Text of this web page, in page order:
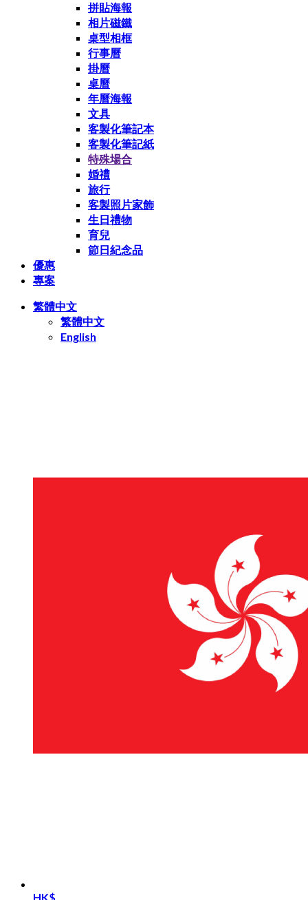
拼貼海報
相片磁鐵
桌型相框
行事曆
掛曆
桌曆
年曆海報
文具
客製化筆記本
客製化筆記紙
特殊場合
婚禮
旅行
客製照片家飾
生日禮物
育兒
節日紀念品
優惠
專案
繁體中文
繁體中文
English
HK$